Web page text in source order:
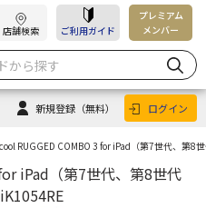
店舗検索 ご利用ガイド
プレミアム
メンバー
新規登録 （無料） ログイン
RUGGED COMBO 3 for iPad（第7世代、第8
iPad（第7世代、第8世代